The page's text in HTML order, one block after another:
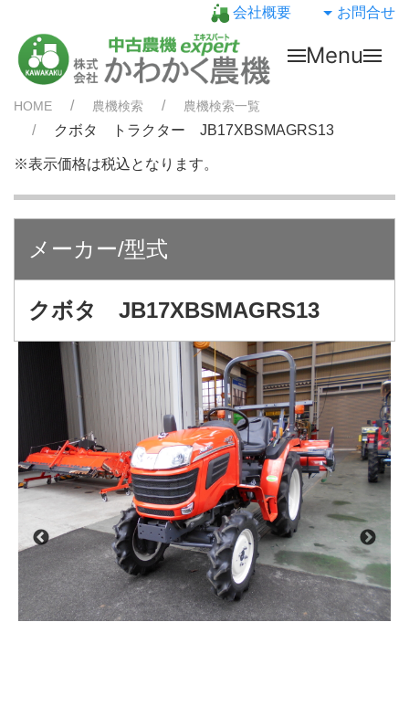
会社概要 お問合せ
Menu
HOME 農機検索 農機検索一覧
クボタ トラクター JB17XBSMAGRS13
※表示価格は税込となります。
メーカー/型式
クボタ JB17XBSMAGRS13